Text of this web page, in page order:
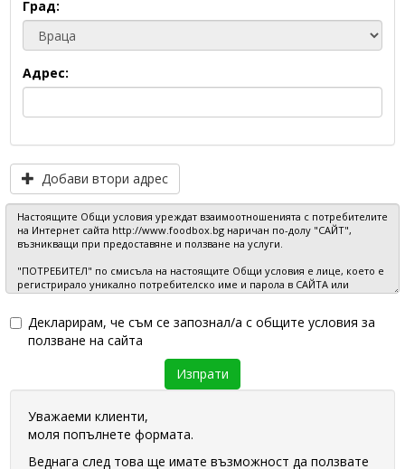
Град:
Адрес:
Добави втори адрес
Декларирам, че съм се запознал/а с общите условия за
ползване на сайта
Уважаеми клиенти,
моля попълнете формата.
Веднага след това ще имате възможност да ползвате